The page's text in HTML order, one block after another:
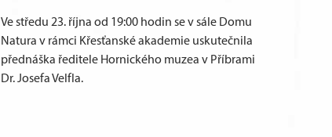
Ve středu 23. října od 19:00 hodin se v sále Domu
Natura v rámci Křesťanské akademie uskutečnila
přednáška ředitele Hornického muzea v Příbrami
Dr. Josefa Velfla.